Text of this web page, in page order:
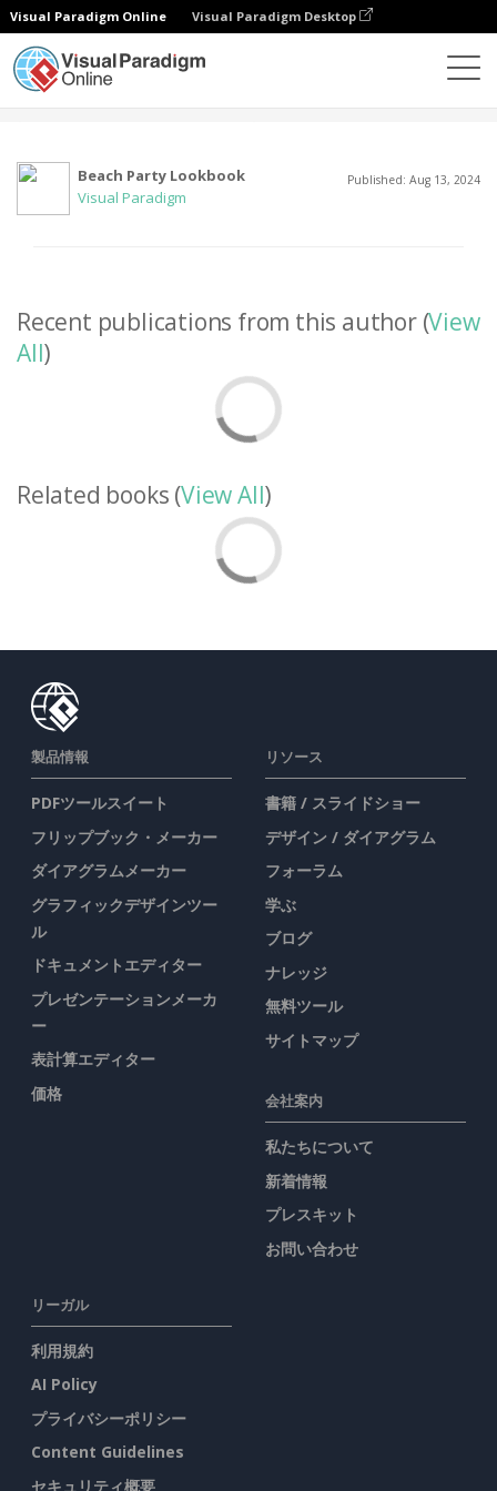
Visual Paradigm Online Visual Paradigm Desktop
Beach Party Lookbook
Visual Paradigm
Published: Aug 13, 2024
Recent publications from this author (View
All)
Related books (View All)
製品情報
PDFツールスイート
フリップブック・メーカー
ダイアグラムメーカー
グラフィックデザインツー
ル
ドキュメントエディター
プレゼンテーションメーカ
ー
表計算エディター
価格
リソース
書籍 / スライドショー
デザイン / ダイアグラム
フォーラム
学ぶ
ブログ
ナレッジ
無料ツール
サイトマップ
会社案内
私たちについて
新着情報
プレスキット
お問い合わせ
リーガル
利用規約
AI Policy
プライバシーポリシー
Content Guidelines
セキュリティ概要